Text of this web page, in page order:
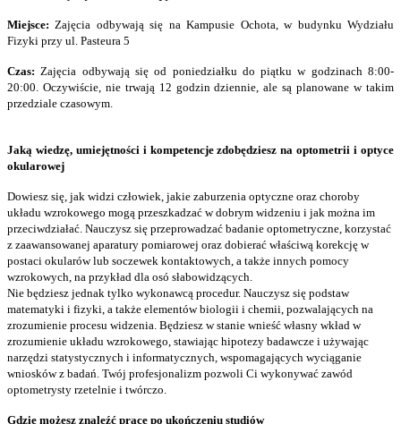
Miejsce: Zajęcia odbywają się na Kampusie Ochota, w budynku Wydziału
Fizyki przy ul. Pasteura 5
Czas: Zajęcia odbywają się od poniedziałku do piątku w godzinach 8:00-
20:00. Oczywiście, nie trwają 12 godzin dziennie, ale są planowane w takim
przedziale czasowym.
Jaką wiedzę, umiejętności i kompetencje zdobędziesz na optometrii i optyce
okularowej
Dowiesz się, jak widzi człowiek, jakie zaburzenia optyczne oraz choroby
układu wzrokowego mogą przeszkadzać w dobrym widzeniu i jak można im
przeciwdziałać. Nauczysz się przeprowadzać badanie optometryczne, korzystać
z zaawansowanej aparatury pomiarowej oraz dobierać właściwą korekcję w
postaci okularów lub soczewek kontaktowych, a także innych pomocy
wzrokowych, na przykład dla osó słabowidzących.
Nie będziesz jednak tylko wykonawcą procedur. Nauczysz się podstaw
matematyki i fizyki, a także elementów biologii i chemii, pozwalających na
zrozumienie procesu widzenia. Będziesz w stanie wnieść własny wkład w
zrozumienie układu wzrokowego, stawiając hipotezy badawcze i używając
narzędzi statystycznych i informatycznych, wspomagających wyciąganie
wniosków z badań. Twój profesjonalizm pozwoli Ci wykonywać zawód
optometrysty rzetelnie i twórczo.
Gdzie możesz znaleźć pracę po ukończeniu studiów